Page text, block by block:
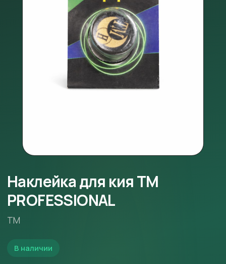
Наклейка для кия TM
PROFESSIONAL
ТМ
В наличии